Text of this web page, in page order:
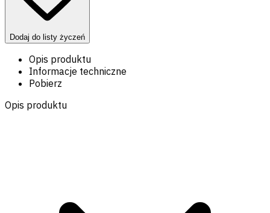
Dodaj do listy życzeń
Opis produktu
Informacje techniczne
Pobierz
Opis produktu